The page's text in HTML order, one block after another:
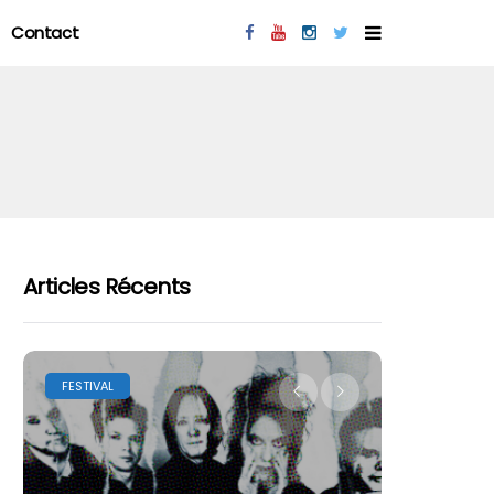
Contact
Articles Récents
FESTIVAL